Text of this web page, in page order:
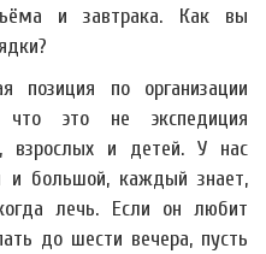
и завтрака. Как вы
по организации
это не экспедиция
взрослых и детей. У нас
и большой, каждый знает,
лечь. Если он любит
до шести вечера, пусть